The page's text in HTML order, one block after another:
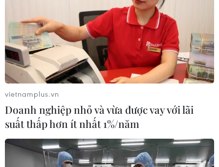
vietnamplus.vn
Doanh nghiệp nhỏ và vừa được vay với lãi
suất thấp hơn ít nhất 1%/năm